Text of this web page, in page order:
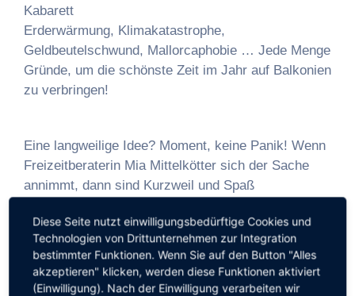
Kabarett
Erderwärmung, Klimakatastrophe,
Geldbeutelschwund, Mallorcaphobie … Jede Menge
Gründe, um die schönste Zeit im Jahr auf Balkonien
zu verbringen!
Eine langweilige Idee? Moment, keine Panik! Wenn
Freizeitberaterin Mia Mittelkötter sich der Sache
annimmt, dann sind Kurzweil und Spaß
Mia durch die Lande und nimmt sich der
urlaubsgeschädigten Menschheit an. Ob es um
Tipps gegen Hitzestau in der Stützstrumpfhose geht
oder um Männerwettgrillen im Sauerland, immer ist
Diese Seite nutzt einwilligungsbedürftige Cookies und
Technologien von Drittunternehmen zur Integration
bestimmter Funktionen. Wenn Sie auf den Button "Alles
akzeptieren" klicken, werden diese Funktionen aktiviert
(Einwilligung). Nach der Einwilligung verarbeiten wir